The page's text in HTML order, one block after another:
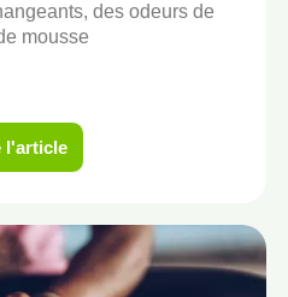
des odeurs de
mousse
l'article